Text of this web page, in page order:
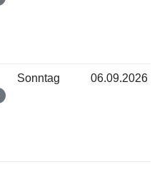
Sonntag 06.09.2026